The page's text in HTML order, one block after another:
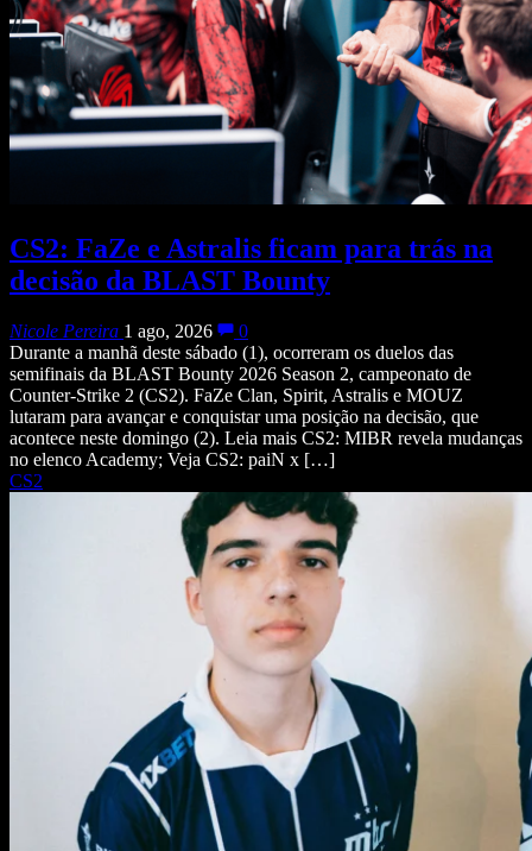
CS2: FaZe e Astralis ficam para trás na
decisão da BLAST Bounty
Nicole Pereira 1 ago, 2026
0
Durante a manhã deste sábado (1), ocorreram os duelos das
semifinais da BLAST Bounty 2026 Season 2, campeonato de
Counter-Strike 2 (CS2). FaZe Clan, Spirit, Astralis e MOUZ
lutaram para avançar e conquistar uma posição na decisão, que
acontece neste domingo (2). Leia mais CS2: MIBR revela mudanças
no elenco Academy; Veja CS2: paiN x […]
CS2